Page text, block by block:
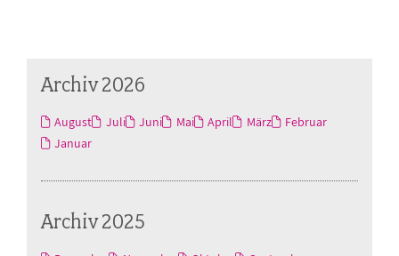
Archiv 2026
August Juli Juni Mai April März
Februar
Januar
Archiv 2025